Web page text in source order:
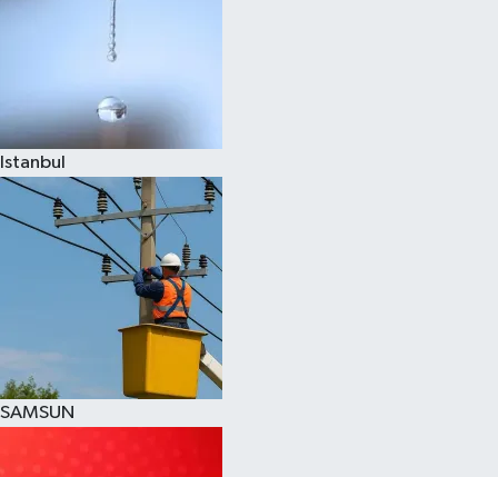
Istanbul
SAMSUN